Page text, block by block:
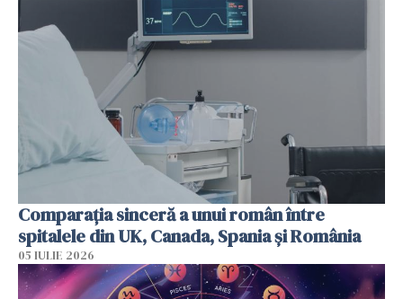
Comparația sinceră a unui român între
spitalele din UK, Canada, Spania și România
05 IULIE 2026